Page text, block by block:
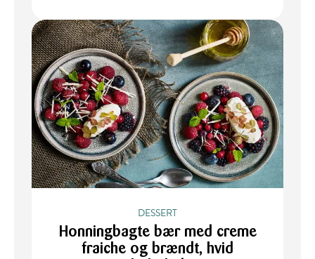
DESSERT
Honningbagte bær med creme
fraiche og brændt, hvid